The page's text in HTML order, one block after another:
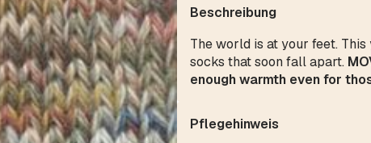
Beschreibung
The world is at your feet.
socks that soon fall apart.
enough warmth even for
Pflegehinweis